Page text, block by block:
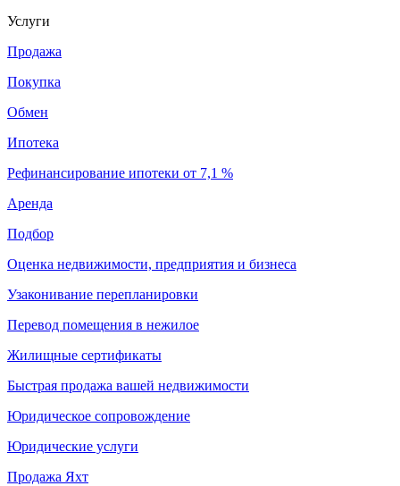
Услуги
Продажа
Покупка
Обмен
Ипотека
Рефинансирование ипотеки от 7,1 %
Аренда
Подбор
Оценка недвижимости, предприятия и бизнеса
Узаконивание перепланировки
Перевод помещения в нежилое
Жилищные сертификаты
Быстрая продажа вашей недвижимости
Юридическое сопровождение
Юридические услуги
Продажа Яхт